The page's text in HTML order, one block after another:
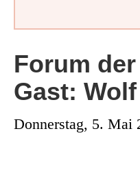
Forum
Gast:
Donnerstag, 5. Mai